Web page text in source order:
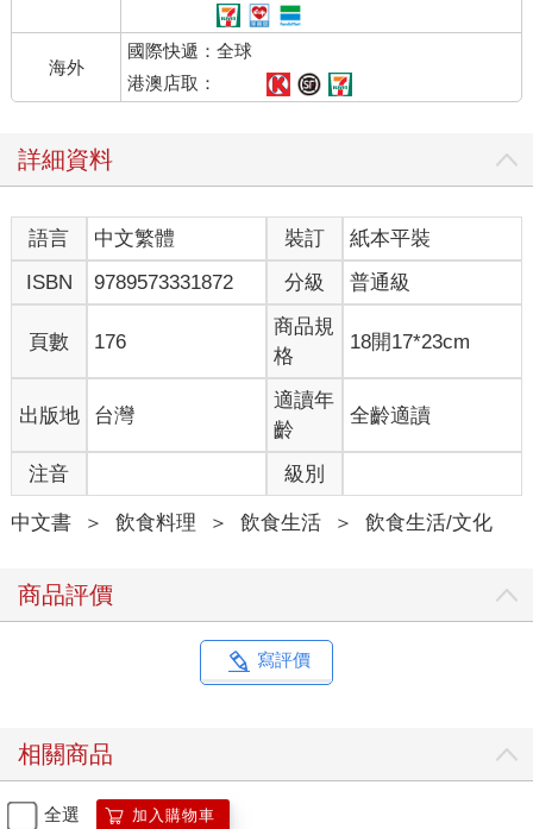
淺嚐秋栗後的那個週末，逛菜場時看到常去的菜攤上，有一包包
已剝殼的栗子，金黃飽滿。
「大陸來的嗎？」我問相熟的菜販。
「不，這是本島產的，嘉義那裡山上種的，季節限定哦，過了十
月就沒了。」
印象中，栗樹是耐寒的溫帶植物，還僑居荷蘭時，每逢秋季，森
林間的栗樹便結滿一顆顆長著尖刺、形似刺蝟的果子。刺果成熟
墜地，黃綠色的皮綻開，露出裡頭幾顆深褐色的堅果，那便是人
們愛吃的栗子。殊不知亞熱帶的台灣居然也生產栗子，想來是山
區氣候較溫和之故。
既然是本地貨色，又是季節限定，應該特別新鮮，欣然買了一
包。本來打算做栗子紅燒肉，可走在回家的路上，不知怎的，想
起多年前楓紅季節，和閨蜜結伴遊京都時，曾在日式料理旅館吃
到栗子飯，那是日本秋季才有的旬味，清香淡雅，讓人吃在嘴
裡，油然而生惜秋之心。
濃油赤醬多少會掩蓋栗香，可惜了這難得買到的本地鮮栗，晚上
索性來試做和風栗子飯，做法應該不會太難。一不做二不休，我
煲飯，這可比電鍋別致多了。我的這口小砂鍋可以煮一杯半的
米，約莫兩碗半白飯再多一點，咱家就兩口人，這分量恰恰好。
醬油、味醂和米酒，用這湯汁取代清水浸泡白米。就這樣泡了快
一個小時，待白米吸飽了高湯，才把栗子攪進鍋中。
海外
國際快遞：全球
港澳店取：
詳細資料
語言 中文繁體 裝訂
紙本平裝
ISBN
9789573331872 分級 普通級
頁數 176
商品規
格
18開17*23cm
出版地 台灣
適讀年
齡
全齡適讀
注音 級別
中文書 ＞ 飲食料理 ＞ 飲食生活 ＞ 飲食生活/文化
商品評價
寫評價
相關商品
全選 加入購物車